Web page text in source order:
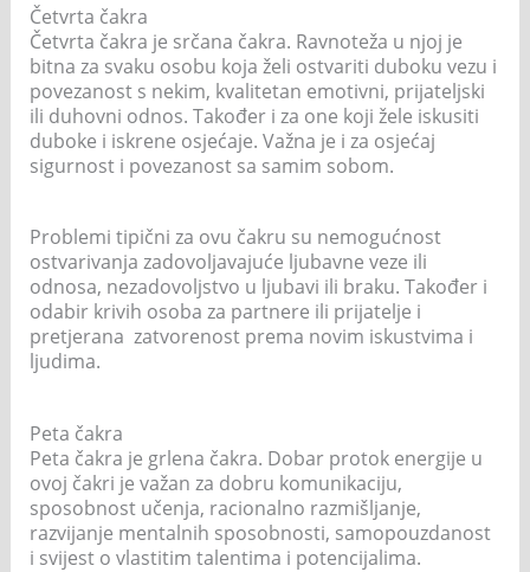
Četvrta čakra
Četvrta čakra je srčana čakra. Ravnoteža u njoj je
bitna za svaku osobu koja želi ostvariti duboku vezu i
povezanost s nekim, kvalitetan emotivni, prijateljski
ili duhovni odnos. Također i za one koji žele iskusiti
duboke i iskrene osjećaje. Važna je i za osjećaj
sigurnost i povezanost sa samim sobom.
Problemi tipični za ovu čakru su nemogućnost
ostvarivanja zadovoljavajuće ljubavne veze ili
odnosa, nezadovoljstvo u ljubavi ili braku. Također i
odabir krivih osoba za partnere ili prijatelje i
pretjerana zatvorenost prema novim iskustvima i
ljudima.
Peta čakra
Peta čakra je grlena čakra. Dobar protok energije u
ovoj čakri je važan za dobru komunikaciju,
sposobnost učenja, racionalno razmišljanje,
razvijanje mentalnih sposobnosti, samopouzdanost
i svijest o vlastitim talentima i potencijalima.